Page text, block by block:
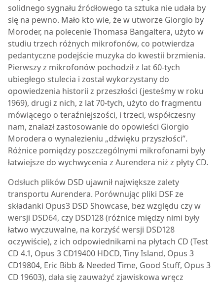
solidnego sygnału źródłowego ta sztuka nie udała by
się na pewno. Mało kto wie, że w utworze Giorgio by
Moroder, na polecenie Thomasa Bangaltera, użyto w
studiu trzech różnych mikrofonów, co potwierdza
pedantyczne podejście muzyka do kwestii brzmienia.
Pierwszy z mikrofonów pochodził z lat 60-tych
ubiegłego stulecia i został wykorzystany do
opowiedzenia historii z przeszłości (jesteśmy w roku
1969), drugi z nich, z lat 70-tych, użyto do fragmentu
mówiącego o teraźniejszości, i trzeci, współczesny
nam, znalazł zastosowanie do opowieści Giorgio
Morodera o wynalezieniu „dźwięku przyszłości”.
Różnice pomiędzy poszczególnymi mikrofonami były
łatwiejsze do wychwycenia z Aurendera niż z płyty CD.
Odsłuch plików DSD ujawnił największe zalety
transportu Aurendera. Porównując pliki DSF ze
składanki Opus3 DSD Showcase, bez względu czy w
wersji DSD64, czy DSD128 (różnice między nimi były
łatwo wyczuwalne, na korzyść wersji DSD128
oczywiście), z ich odpowiednikami na płytach CD (Test
CD 4.1, Opus 3 CD19400 HDCD, Tiny Island, Opus 3
CD19804, Eric Bibb & Needed Time, Good Stuff, Opus 3
CD 19603), dała się zauważyć zjawiskowa wręcz